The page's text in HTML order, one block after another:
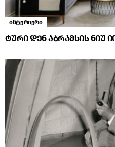
ინტერიერი
ტური დენ აბრამსის ნიუ